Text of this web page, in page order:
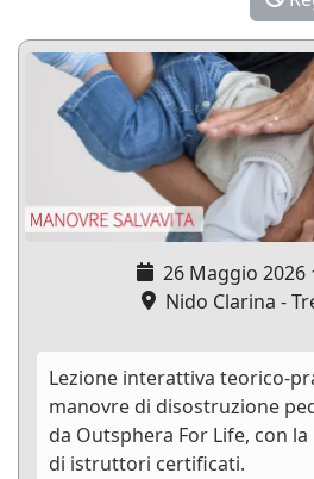
26 Maggio 2026
Nido Clarina -
Lezione interattiva teorico-
manovre di disostruzione
da Outsphera For Life, con
di istruttori certificati.